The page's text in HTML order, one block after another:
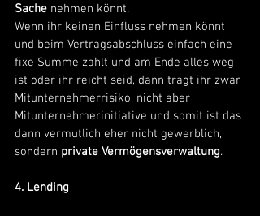
Sache nehmen könnt.
Wenn ihr keinen Einfluss nehmen könnt
und beim Vertragsabschluss einfach eine
fixe Summe zahlt und am Ende alles weg
ist oder ihr reicht seid, dann tragt ihr zwar
Mitunternehmerrisiko, nicht aber
Mitunternehmerinitiative und somit ist das
dann vermutlich eher nicht gewerblich,
sondern private Vermögensverwaltung.
4. Lending